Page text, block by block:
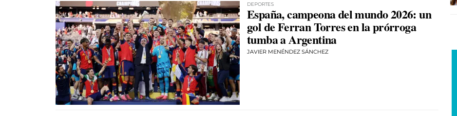
DEPORTES
España, campeona del mundo 2026: un
gol de Ferran Torres en la prórroga
tumba a Argentina
JAVIER MENÉNDEZ SÁNCHEZ